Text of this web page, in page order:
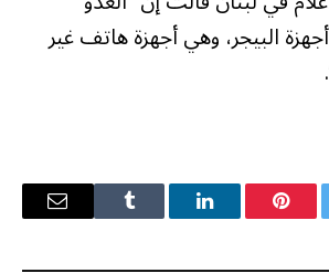
البيجر، وهي أجهزة هاتف غير
بينتيريستلينكدإن Tumblr
البريد